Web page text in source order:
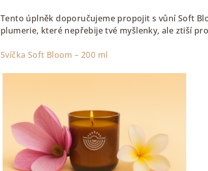
Tento úplněk doporučujeme propojit s vůní Soft
plumerie, které nepřebije tvé myšlenky, ale ztiší
Svíčka Soft Bloom – 200 ml